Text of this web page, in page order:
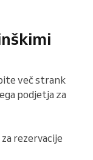
več strank
podjetja za
rezervacije